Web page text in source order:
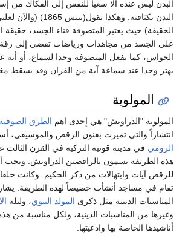
البدن ليس عنده الا سعيا للنفس إلى الفكاك من
البدن بكثافته. وهكذا
الحقيقة) حيث يعتبر المتصوفة فناء الجسد، حقيقة
على الجسد من مجاهدات ورياضات تفضي إلى رقة
الحواس، كما يفعل المتصوفة وجدا لسماع، أو أية
يهتز وجدا عند سماعة آية من القران وقد يسقط
المولوية
المولوية "الدراويش" هي إحدى اهم الطرق الصوفية
انتشاراً والتي تميزت بفنون الرقص والموسيقى،
الرومي في مدينة قونية التركية في القرن الثالث
هذه الطريقة يسمون بالراقصين الدراويش. ويجب
للرقص آيات وابتهالات من ذكر الحكيم. وكانت
تقام في مساجد أنشأت خصيصاً لهذه الطريقة.
المناسبات الدينية مثل ذكرى المولد النبوي، وليلة
وغيرها من المناسبات الدينية، ولكل مناسبة من
أناشيدها الخاصة بها وادعيتها.